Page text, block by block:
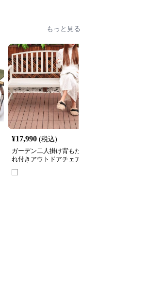
もっと見る
¥17,990 (税込)
ガーデン二人掛け背もた
れ付きアウトドアチェア